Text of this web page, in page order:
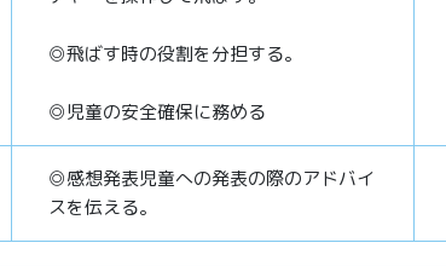
◎飛ばす時の役割を分担する。
◎児童の安全確保に務める
◎感想発表児童への発表の際のアドバイ
スを伝える。